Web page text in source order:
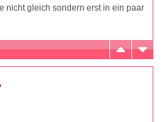
nicht gleich sondern erst in ein paar